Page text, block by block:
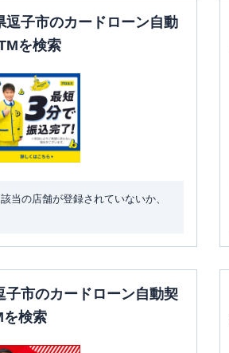
逗子市のカードローン自動
を検索
当の店舗が登録されていないか、
子市のカードローン自動契
を検索